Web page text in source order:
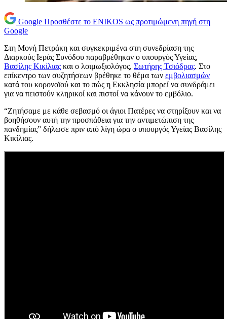
Google Προσθέστε το ENIKOS ως προτιμώμενη πηγή στη
Google
Στη Μονή Πετράκη και συγκεκριμένα στη συνεδρίαση της
Διαρκούς Ιεράς Συνόδου παραβρέθηκαν ο υπουργός Υγείας,
Βασίλης Κικίλιας και ο λοιμωξιολόγος, Σωτήρης Τσιόδρας. Στο
επίκεντρο των συζητήσεων βρέθηκε το θέμα των εμβολιασμών
κατά του κορονοϊού και το πώς η Εκκλησία μπορεί να συνδράμει
για να πειστούν κληρικοί και πιστοί να κάνουν το εμβόλιο.
“Ζητήσαμε με κάθε σεβασμό οι άγιοι Πατέρες να στηρίξουν και να
βοηθήσουν αυτή την προσπάθεια για την αντιμετώπιση της
πανδημίας” δήλωσε πριν από λίγη ώρα ο υπουργός Υγείας Βασίλης
Κικίλιας.